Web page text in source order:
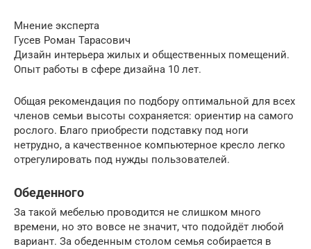
Мнение эксперта
Гусев Роман Тарасович
Дизайн интерьера жилых и общественных помещений.
Опыт работы в сфере дизайна 10 лет.
Общая рекомендация по подбору оптимальной для всех
членов семьи высоты сохраняется: ориентир на самого
рослого. Благо приобрести подставку под ноги
нетрудно, а качественное компьютерное кресло легко
отрегулировать под нужды пользователей.
Обеденного
За такой мебелью проводится не слишком много
времени, но это вовсе не значит, что подойдёт любой
вариант. За обеденным столом семья собирается в